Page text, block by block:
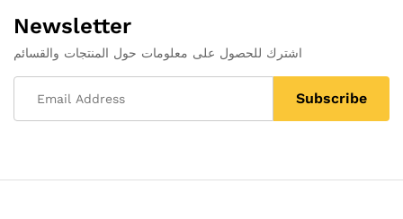
Newsletter
اشترك للحصول على معلومات حول المنتجات والقسائم